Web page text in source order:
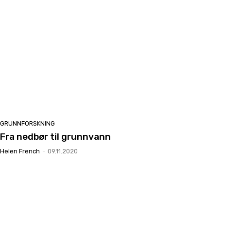
GRUNNFORSKNING
Fra nedbør til grunnvann
Helen French - 09.11.2020